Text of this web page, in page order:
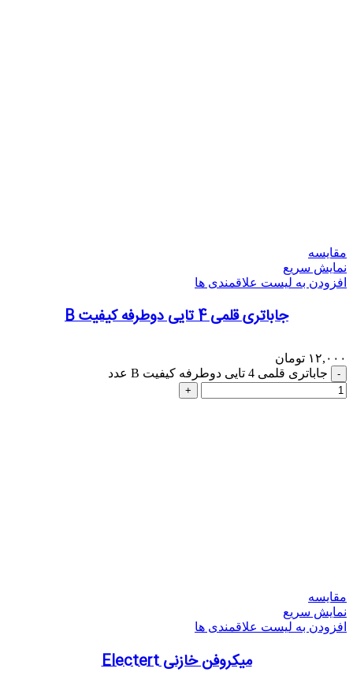
مقایسه
نمایش سریع
افزودن به لیست علاقمندی ها
جاباتری قلمی 4 تایی دوطرفه کیفیت B
۱۲,۰۰۰ تومان
جاباتری قلمی 4 تایی دوطرفه کیفیت B عدد
مقایسه
نمایش سریع
افزودن به لیست علاقمندی ها
میکروفن خازنی Electert